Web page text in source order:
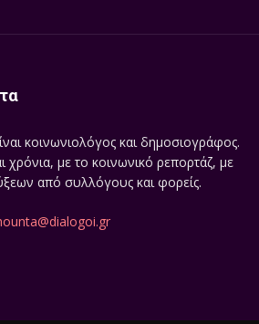
κοινωνιολόγος και δημοσιογράφος.
χρόνια, με το κοινωνικό ρεπορτάζ, με
από συλλόγους και φορείς.